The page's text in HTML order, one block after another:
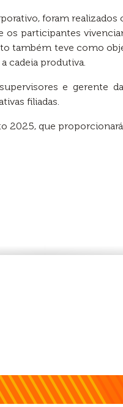
foram
participantes
também teve como
cadeia produtiva.
e gerente
filiadas.
2025, que